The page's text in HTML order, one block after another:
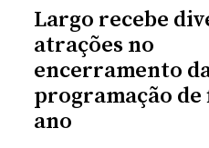
Largo recebe
atrações no
encerramento
programação de
ano